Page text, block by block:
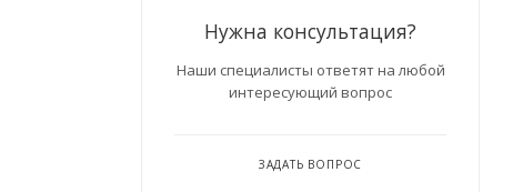
Нужна консультация?
Наши специалисты ответят на любой
интересующий вопрос
ЗАДАТЬ ВОПРОС